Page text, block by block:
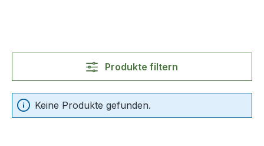
Produkte filtern
Keine Produkte gefunden.